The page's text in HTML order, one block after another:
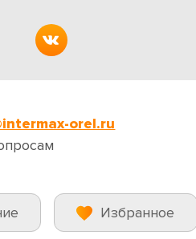
orel.ru
Избранное